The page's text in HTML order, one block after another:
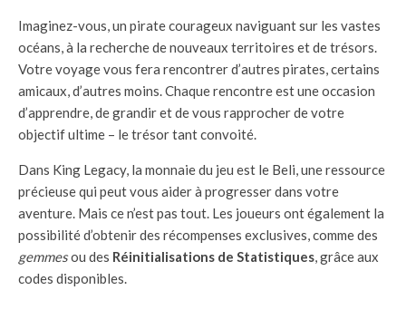
Imaginez-vous, un pirate courageux naviguant sur les vastes
océans, à la recherche de nouveaux territoires et de trésors.
Votre voyage vous fera rencontrer d’autres pirates, certains
amicaux, d’autres moins. Chaque rencontre est une occasion
d’apprendre, de grandir et de vous rapprocher de votre
objectif ultime – le trésor tant convoité.
Dans King Legacy, la monnaie du jeu est le Beli, une ressource
précieuse qui peut vous aider à progresser dans votre
aventure. Mais ce n’est pas tout. Les joueurs ont également la
possibilité d’obtenir des récompenses exclusives, comme des
gemmesou des Réinitialisations de Statistiques, grâce aux
codes disponibles.